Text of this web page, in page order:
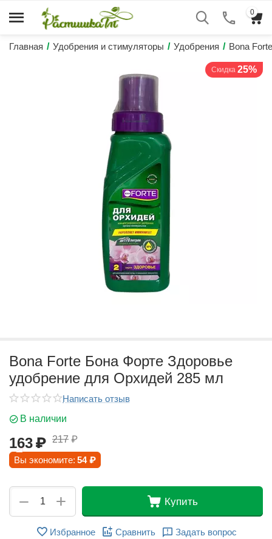
0
Главная / Удобрения и стимуляторы / Удобрения / Bona
Скидка 25%
Bona Forte Бона Форте Здоровье
удобрение для Орхидей 285 мл
Написать отзыв
В наличии
163₽ 217 ₽
Вы экономите: 54 ₽
+
− Купить
Избранное Сравнить Задать вопрос